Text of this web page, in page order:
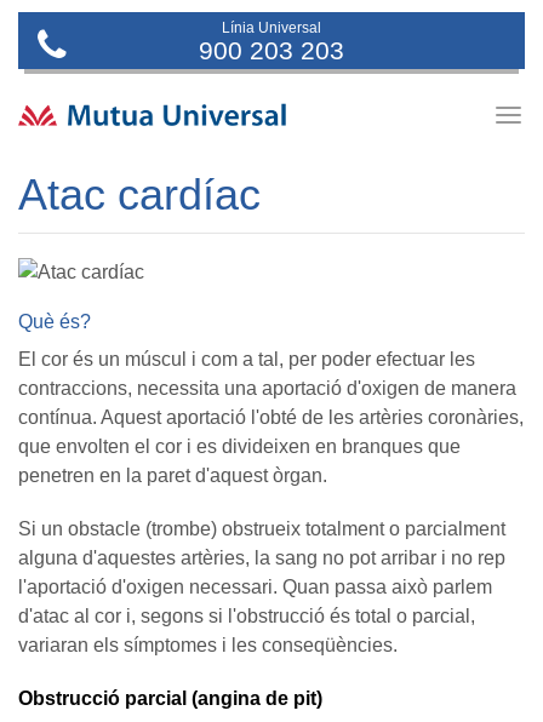
Línia Universal
900 203 203
Atac cardíac
Què és?
El cor és un múscul i com a tal, per poder efectuar les
contraccions, necessita una aportació d'oxigen de manera
contínua. Aquest aportació l'obté de les artèries coronàries,
que envolten el cor i es divideixen en branques que
penetren en la paret d'aquest òrgan.
Si un obstacle (trombe) obstrueix totalment o parcialment
alguna d'aquestes artèries, la sang no pot arribar i no rep
l'aportació d'oxigen necessari. Quan passa això parlem
d'atac al cor i, segons si l'obstrucció és total o parcial,
variaran els símptomes i les conseqüències.
Obstrucció parcial (angina de pit)